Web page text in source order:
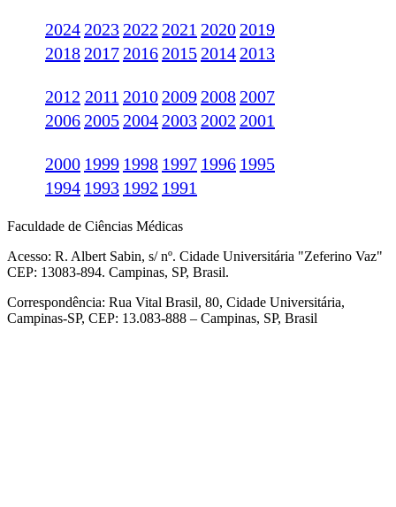
2024 2023 2022 2021 2020 2019
2018 2017 2016 2015 2014 2013
2012 2011 2010 2009 2008 2007
2006 2005 2004 2003 2002 2001
2000 1999 1998 1997 1996 1995
1994 1993 1992 1991
Faculdade de Ciências Médicas
Acesso: R. Albert Sabin, s/ nº. Cidade Universitária "Zeferino Vaz"
CEP: 13083-894. Campinas, SP, Brasil.
Correspondência: Rua Vital Brasil, 80, Cidade Universitária,
Campinas-SP, CEP: 13.083-888 – Campinas, SP, Brasil